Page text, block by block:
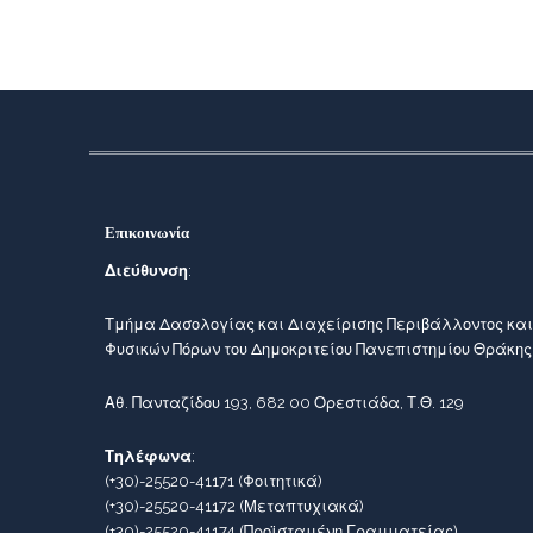
Επικοινωνία
Διεύθυνση:
Τμήμα Δασολογίας και Διαχείρισης Περιβάλλοντος και
Φυσικών Πόρων του Δημοκριτείου Πανεπιστημίου
Αθ. Πανταζίδου 193, 682 00 Ορεστιάδα, Τ.Θ. 129
Τηλέφωνα:
(+30)-25520-41171(Φοιτητικά)
(+30)-25520-41172 (Μεταπτυχιακά)